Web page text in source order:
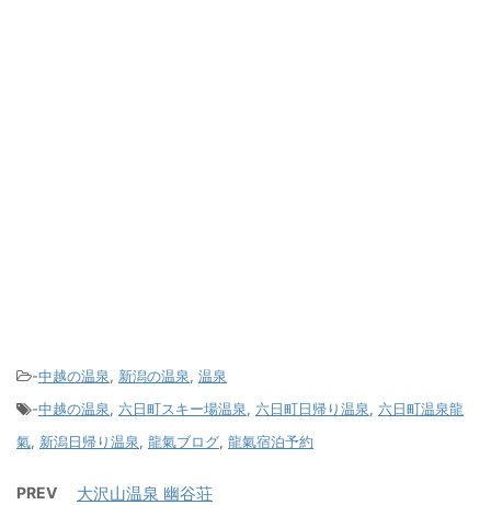
-中越の温泉, 新潟の温泉, 温泉
-中越の温泉, 六日町スキー場温泉, 六日町日帰り温泉, 六日町温泉龍
氣, 新潟日帰り温泉, 龍氣ブログ, 龍氣宿泊予約
PREV 大沢山温泉 幽谷荘